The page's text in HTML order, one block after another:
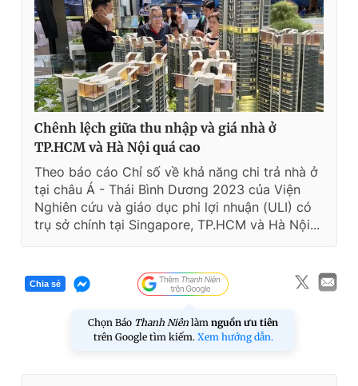
Chênh lệch giữa thu nhập và giá nhà ở
TP.HCM và Hà Nội quá cao
Theo báo cáo Chỉ số về khả năng chi trả nhà ở
tại châu Á - Thái Bình Dương 2023 của Viện
Nghiên cứu và giáo dục phi lợi nhuận (ULI) có
trụ sở chính tại Singapore, TP.HCM và Hà Nội...
Chia sẻ
Chọn Báo Thanh Niên làm nguồn ưu tiên
trên Google tìm kiếm. Xem hướng dẫn.